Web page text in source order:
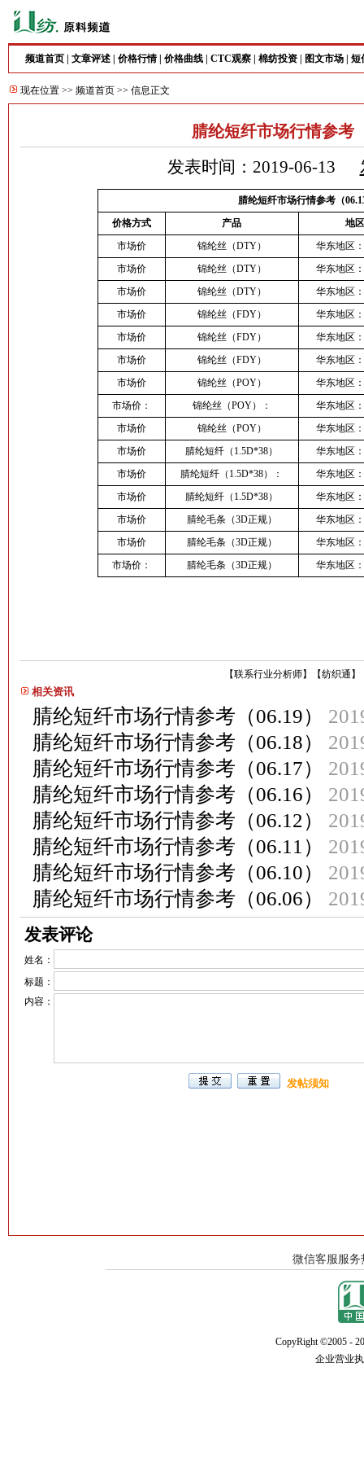
频道首页 文章评述 价格行情| 价格曲线 CTC观察 棉纺投资 图文市场 短
现在位置 >> 频道首页 >> 信息正文
腈纶短纤市场行情参考
发表时间：2019-06-13
腈纶短纤市场行情参考（
价格方式
产品
地区
市场价
锦纶丝（DTY）
华东地区
市场价
锦纶丝（DTY）
华东地区
市场价
锦纶丝（DTY）
华东地区
市场价
锦纶丝（FDY）
华东地区
市场价
锦纶丝（FDY）
华东地区
市场价
锦纶丝（FDY）
华东地区
市场价
锦纶丝（POY）
华东地区
市场价：
锦纶丝（POY）：
华东地区
市场价
锦纶丝（POY）
华东地区
市场价
腈纶短纤（1.5D*38）
华东地区
市场价
腈纶短纤（1.5D*38）：
华东地区
市场价
腈纶短纤（1.5D*38）
华东地区
市场价
腈纶毛条（3D正规）
华东地区
市场价
腈纶毛条（3D正规）
华东地区
市场价：
腈纶毛条（3D正规） 华东地区
【纺织通 】
【联系行业分析师】
相关资讯
腈纶短纤市场行情参考（06.19）
腈纶短纤市场行情参考（06.18）
腈纶短纤市场行情参考（06.17）
腈纶短纤市场行情参考（06.16）
腈纶短纤市场行情参考（06.12）
腈纶短纤市场行情参考（06.11）
腈纶短纤市场行情参考（06.10）
腈纶短纤市场行情参考（06.06）
发表评论
姓名：
标题：
内容：
发帖须知
CopyRight ©2005 -
企业营业